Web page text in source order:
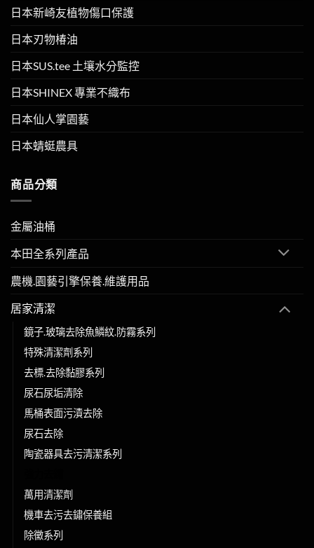
日本新崎友植物傷口保護
日本刃物椿油
日本SUS.tee 土壤水分監控
日本SHINEX 專業不織布
日本仙人掌園藝
日本蜻蜓農具
商品分類
金屬油桶
本田全系列產品
農機.園藝引擎保養.維護用品
居家清潔
鏡子.玻璃去除魚鱗紋.防霧系列
特殊清潔劑系列
去標.去除黏膠系列
尿石尿垢清除
馬桶表面污漬去除
尿石去除
陶瓷器具去污清潔系列
萬用清潔劑
機車去污去鏽保養組
除黴系列